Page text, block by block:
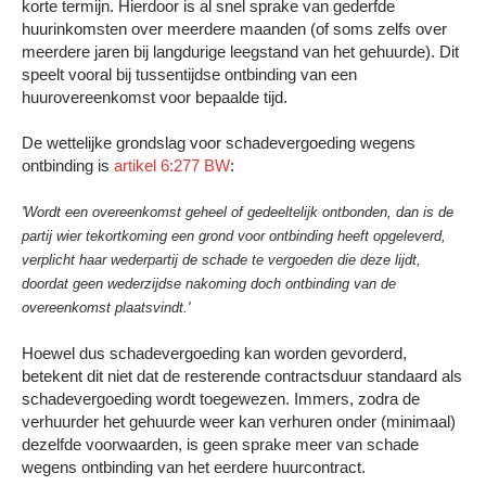
korte termijn. Hierdoor is al snel sprake van gederfde
huurinkomsten over meerdere maanden (of soms zelfs over
meerdere jaren bij langdurige leegstand van het gehuurde). Dit
speelt vooral bij tussentijdse ontbinding van een
huurovereenkomst voor bepaalde tijd.
De wettelijke grondslag voor schadevergoeding wegens
ontbinding is artikel 6:277 BW:
'Wordt een overeenkomst geheel of gedeeltelijk ontbonden, dan is de
partij wier tekortkoming een grond voor ontbinding heeft opgeleverd,
verplicht haar wederpartij de schade te vergoeden die deze lijdt,
doordat geen wederzijdse nakoming doch ontbinding van de
overeenkomst plaatsvindt.'
Hoewel dus schadevergoeding kan worden gevorderd,
betekent dit niet dat de resterende contractsduur standaard als
schadevergoeding wordt toegewezen. Immers, zodra de
verhuurder het gehuurde weer kan verhuren onder (minimaal)
dezelfde voorwaarden, is geen sprake meer van schade
wegens ontbinding van het eerdere huurcontract.